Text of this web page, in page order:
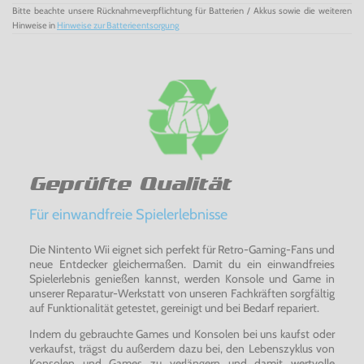
Bitte beachte unsere Rücknahmeverpflichtung für Batterien / Akkus sowie die weiteren
Hinweise in Hinweise zur Batterieentsorgung
Geprüfte Qualität
Für einwandfreie Spielerlebnisse
Die Nintento Wii eignet sich perfekt für Retro-Gaming-Fans und
neue Entdecker gleichermaßen. Damit du ein einwandfreies
Spielerlebnis genießen kannst, werden Konsole und Game in
unserer Reparatur-Werkstatt von unseren Fachkräften sorgfältig
auf Funktionalität getestet, gereinigt und bei Bedarf repariert.
Indem du gebrauchte Games und Konsolen bei uns kaufst oder
verkaufst, trägst du außerdem dazu bei, den Lebenszyklus von